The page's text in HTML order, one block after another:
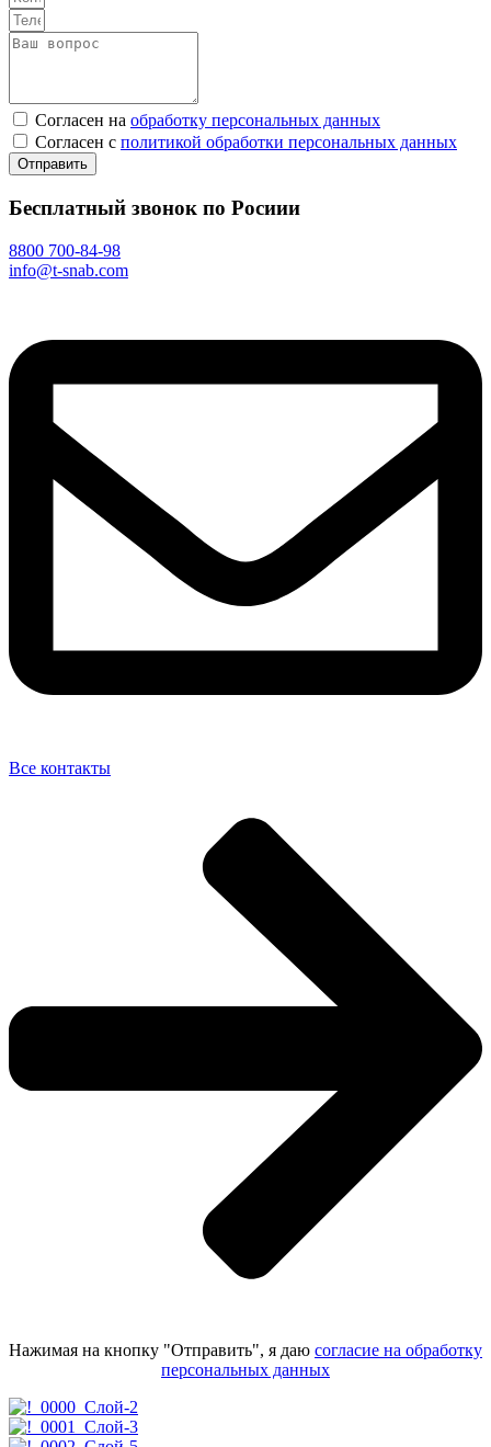
Согласен на обработку персональных данных
Согласен с политикой обработки персональных данных
Отправить
Бесплатный звонок по Росиии
8800 700-84-98
info@t-snab.com
Все контакты
Нажимая на кнопку "Отправить", я даю согласие на обработку
персональных данных